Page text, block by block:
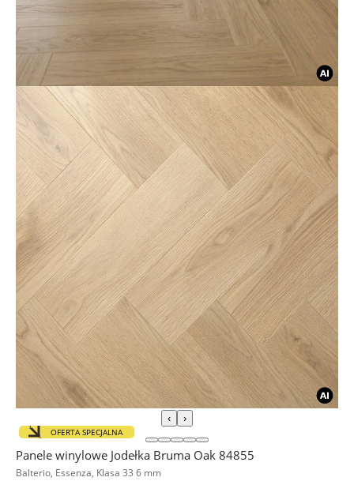
‹ ›
OFERTA SPECJALNA
Panele winylowe Jodełka Bruma Oak 84855
Balterio, Essenza, Klasa 33 6 mm